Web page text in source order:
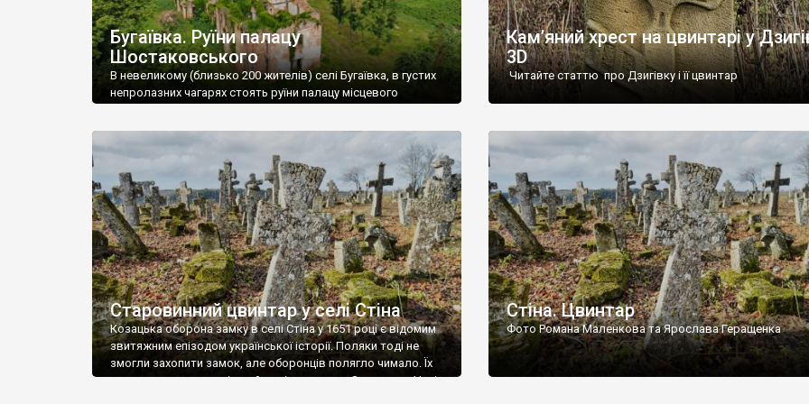
Бугаївка. Руїни палацу
Шостаковського
В невеликому (близько 200 жителів) селі Бугаївка, в густих
непролазних чагарях стоять руїни палацу місцевого
потім клуб, ще пізніше – гуртожиток. У 60-х роках минулого
століття тут розмістили туберкульозну лікарню. Коли із
палацу виїхала лікарня – ми точно не […]
Кам’яний хрест на цвинтарі у
3D
Читайте статтю про Дзигівку і її цвинтар
Старовинний цвинтар у селі Стіна
Козацька оборона замку в селі Стіна у 1651 році є відомим
звитяжним епізодом української історії. Поляки тоді не
змогли захопити замок, але оборонців полягло чимало. Їх
поховали на цвинтарі, який тоді називався Замковим. Нині
Стіна. Цвинтар
Фото Романа Маленкова та Ярослава Геращенка